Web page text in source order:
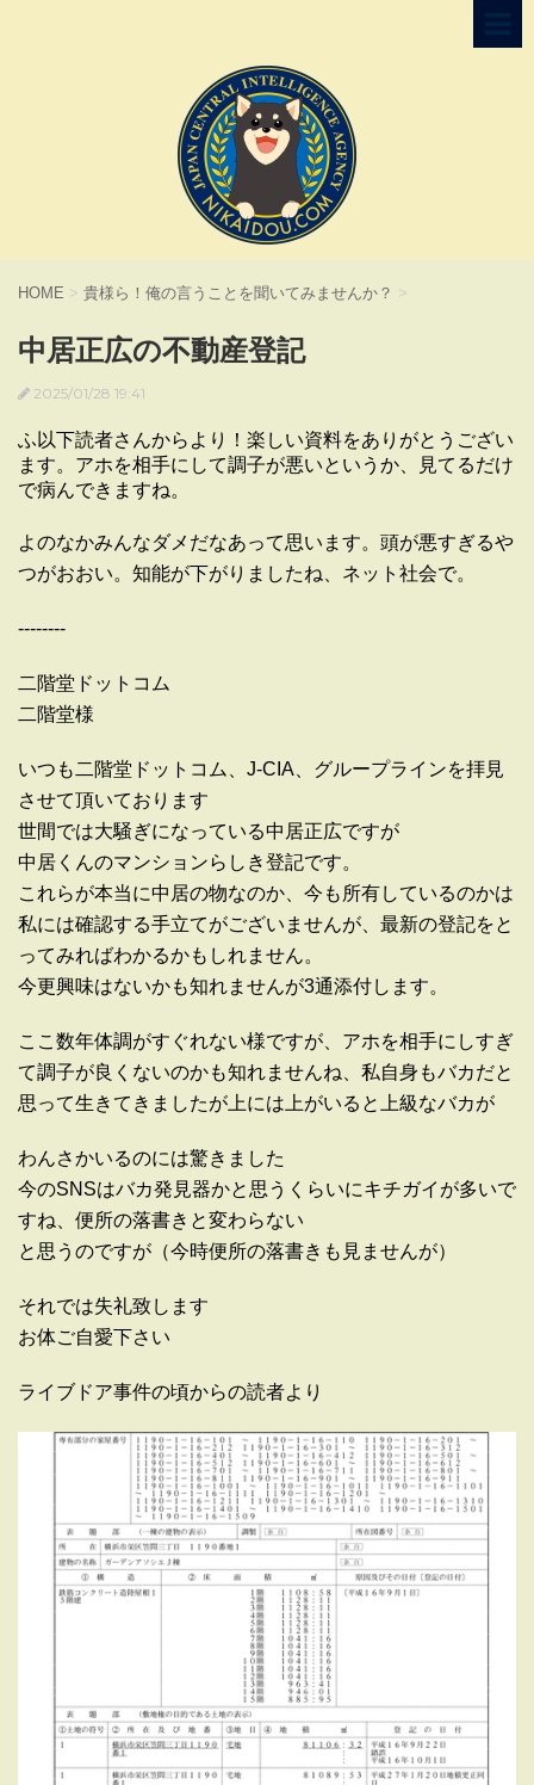
HOME > 貴様ら！俺の言うことを聞いてみませんか？ >
中居正広の不動産登記
2025/01/28 19:41
ふ以下読者さんからより！楽しい資料をありがとうござい
ます。アホを相手にして調子が悪いというか、見てるだけ
で病んできますね。
よのなかみんなダメだなあって思います。頭が悪すぎるや
つがおおい。知能が下がりましたね、ネット社会で。
--------
二階堂ドットコム
二階堂様
いつも二階堂ドットコム、J-CIA、グループラインを拝見
させて頂いております
世間では大騒ぎになっている中居正広ですが
中居くんのマンションらしき登記です。
これらが本当に中居の物なのか、今も所有しているのかは
私には確認する手立てがございませんが、最新の登記をと
ってみればわかるかもしれません。
今更興味はないかも知れませんが3通添付します。
ここ数年体調がすぐれない様ですが、アホを相手にしすぎ
て調子が良くないのかも知れませんね、私自身もバカだと
思って生きてきましたが上には上がいると上級なバカが
わんさかいるのには驚きました
今のSNSはバカ発見器かと思うくらいにキチガイが多いで
すね、便所の落書きと変わらない
と思うのですが（今時便所の落書きも見ませんが）
それでは失礼致します
お体ご自愛下さい
ライブドア事件の頃からの読者より